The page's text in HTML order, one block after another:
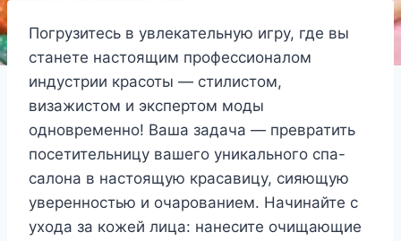
Погрузитесь в увлекательную игру, где вы
станете настоящим профессионалом
индустрии красоты — стилистом,
визажистом и экспертом моды
одновременно! Ваша задача — превратить
посетительницу вашего уникального спа-
салона в настоящую красавицу, сияющую
уверенностью и очарованием. Начинайте с
ухода за кожей лица: нанесите очищающие